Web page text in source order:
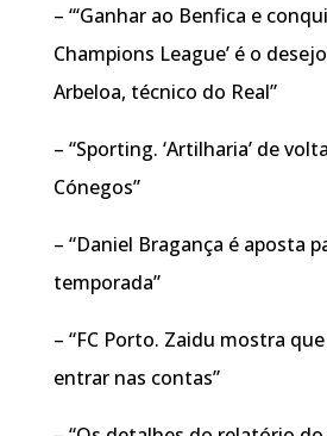
– “‘Ganhar ao Benfica e
Champions League’ é o
Arbeloa, técnico do Real”
– “Sporting. ‘Artilharia’ de
Cónegos”
– “Daniel Bragança é aposta
temporada”
– “FC Porto. Zaidu mostra
entrar nas contas”